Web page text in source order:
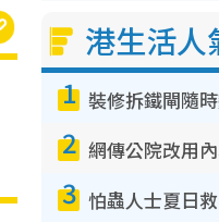
港生活人
1
2
3